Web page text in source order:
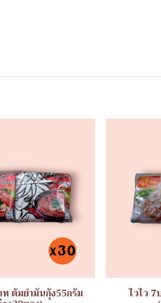
ท ต้มยำมันกุ้ง55กรัม ไวไว